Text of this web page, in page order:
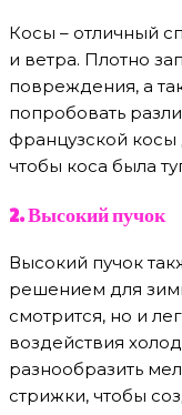
Косы – отличный
и ветра. Плотно
повреждения, а
попробовать
французской косы
чтобы коса была
2. Высокий пучок
Высокий пучок
решением для
смотрится, но и
воздействия
разнообразить
стрижки, чтобы